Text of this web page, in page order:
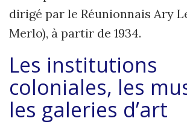
dirigé par le Réunionnais Ary
Merlo), à partir de 1934.
Les institutions
coloniales, les
les galeries d’art